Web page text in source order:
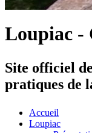
Loupiac -
Site officiel
pratiques de
Accueil
Loupiac